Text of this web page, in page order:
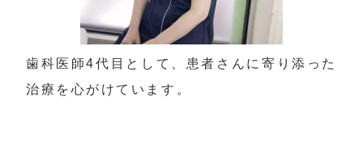
歯科医師4代目として、患者さんに寄り添った
治療を心がけています。